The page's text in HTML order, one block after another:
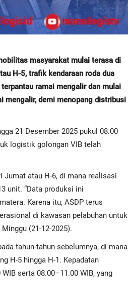
masyarakat mulai terasa di
H-5, trafik kendaraan roda dua
ramai mengalir dan mulai
mengalir, demi menopang distribusi
21 Desember 2025 pukul 08.00
logistik golongan VIB telah
Jumat atau H-6, di mana realisasi
unit. “Data produksi ini
Karena itu, ASDP terus
di kawasan pelabuhan untuk
(21-12-2025).
tahun-tahun sebelumnya, di mana
H-5 hingga H-1. Kepadatan
serta 08.00–11.00 WIB, yang